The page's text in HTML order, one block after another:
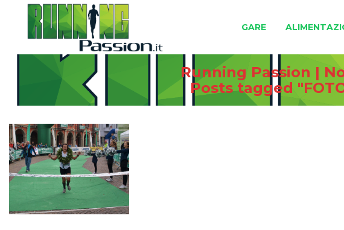
GARE
Running Passion |
Posts tagged